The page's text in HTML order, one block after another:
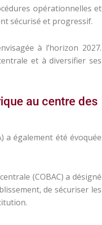
opérationnelles et
sécurisé et progressif.
à l’horizon 2027.
et à diversifier ses
au centre des
a également été évoquée
(COBAC) a désigné
de sécuriser les